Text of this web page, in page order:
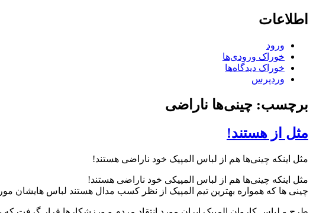
اطلاعات
ورود
خوراک ورودی‌ها
خوراک دیدگاه‌ها
وردپرس
برچسب: چینی‌ها ناراضی
مثل از هستند!
مثل اینکه چینی‌ها هم از لباس المپیک خود ناراضی هستند!
مثل اینکه چینی‌ها هم از لباس المپیکی خود ناراضی هستند!
چینی ها که همواره بهترین تیم المپیک از نظر کسب مدال هستند لباس هایشان